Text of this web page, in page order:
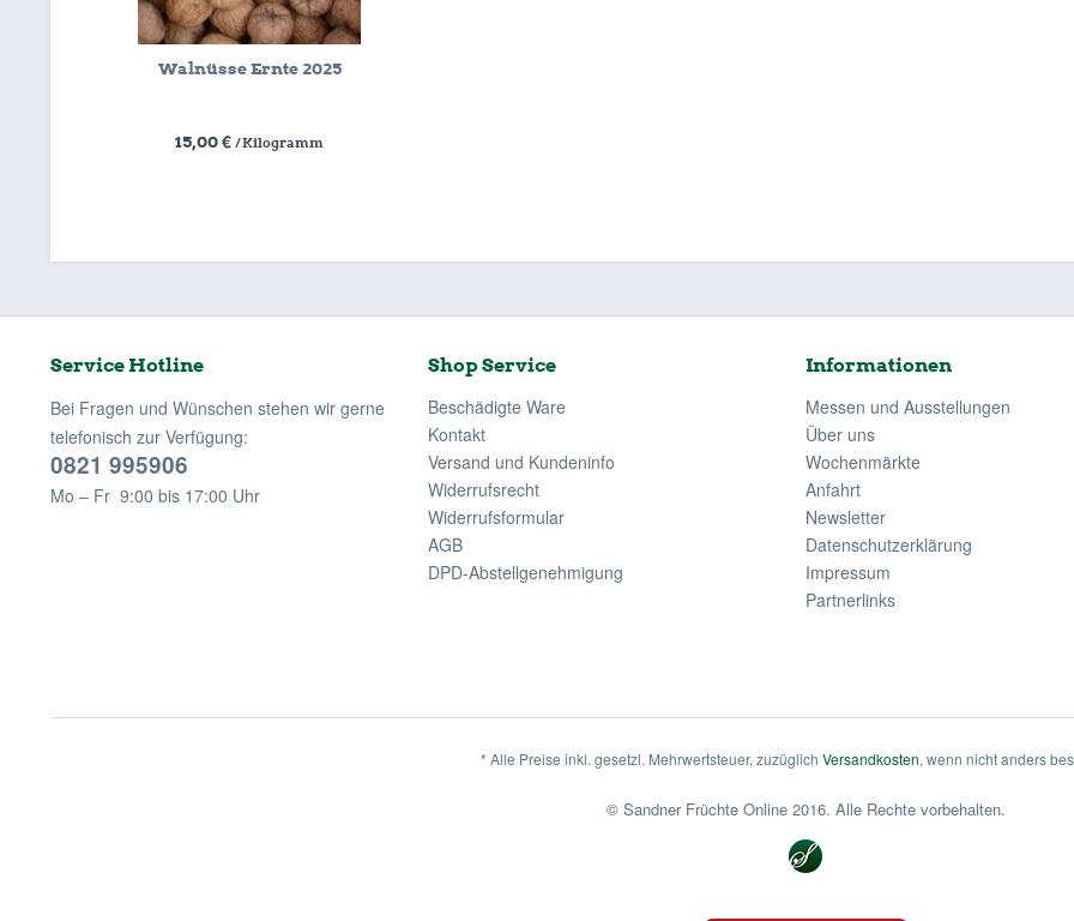
Walnüsse Ernte 2025
15,00 € / Kilogramm
Service Hotline
Bei Fragen und Wünschen stehen wir gerne
telefonisch zur Verfügung:
0821 995906
Mo – Fr 9:00 bis 17:00 Uhr
Shop Service
Beschädigte Ware
Kontakt
Versand und Kundeninfo
Widerrufsrecht
Widerrufsformular
AGB
DPD-Abstellgenehmigung
Informationen
Messen und Ausstellungen
Über uns
Wochenmärkte
Anfahrt
Newsletter
Datenschutzerklärung
Impressum
Partnerlinks
* Alle Preise inkl. gesetzl. Mehrwertsteuer, zuzüglich Versandkosten, wenn nicht anders
© Sandner Früchte Online 2016. Alle Rechte vorbehalten.